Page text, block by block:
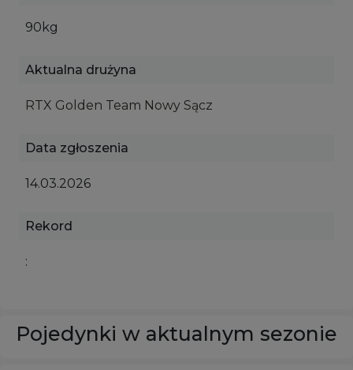
90kg
Aktualna drużyna
RTX Golden Team Nowy Sącz
Data zgłoszenia
14.03.2026
Rekord
:
Pojedynki w aktualnym sezonie